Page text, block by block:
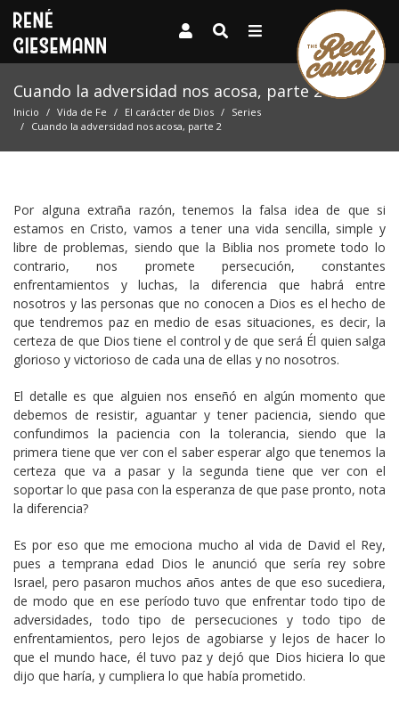
Cuando la adversidad nos acosa, parte 2
Inicio Vida de Fe El carácter de Dios
Series
Cuando la adversidad nos acosa, parte 2
Por alguna extraña razón, tenemos la falsa idea de que si
estamos en Cristo, vamos a tener una vida sencilla, simple y
libre de problemas, siendo que la Biblia nos promete todo lo
contrario, nos promete persecución, constantes
enfrentamientos y luchas, la diferencia que habrá entre
nosotros y las personas que no conocen a Dios es el hecho de
que tendremos paz en medio de esas situaciones, es decir, la
certeza de que Dios tiene el control y de que será Él quien salga
glorioso y victorioso de cada una de ellas y no nosotros.
El detalle es que alguien nos enseñó en algún momento que
debemos de resistir, aguantar y tener paciencia, siendo que
confundimos la paciencia con la tolerancia, siendo que la
primera tiene que ver con el saber esperar algo que tenemos la
certeza que va a pasar y la segunda tiene que ver con el
soportar lo que pasa con la esperanza de que pase pronto, nota
la diferencia?
Es por eso que me emociona mucho al vida de David el Rey,
pues a temprana edad Dios le anunció que sería rey sobre
Israel, pero pasaron muchos años antes de que eso sucediera,
de modo que en ese período tuvo que enfrentar todo tipo de
adversidades, todo tipo de persecuciones y todo tipo de
enfrentamientos, pero lejos de agobiarse y lejos de hacer lo
que el mundo hace, él tuvo paz y dejó que Dios hiciera lo que
dijo que haría, y cumpliera lo que había prometido.